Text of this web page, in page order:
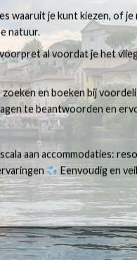
waaruit je kunt kiezen, of
natuur.
al voordat je het
en boeken bij
te beantwoorden en
aan accommodaties:
Eenvoudig en